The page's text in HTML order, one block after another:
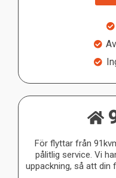
För flyttar från
pålitlig service. Vi
uppackning, så att din